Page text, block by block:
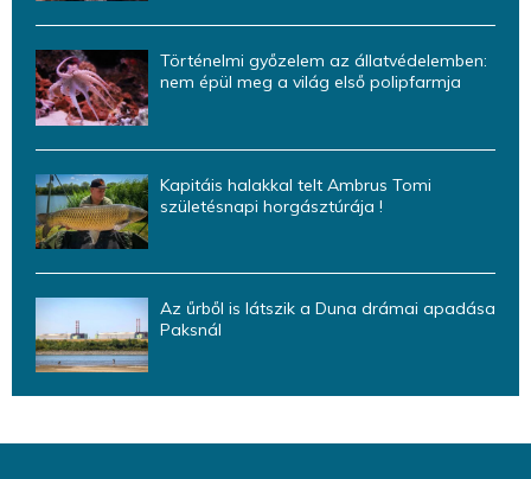
Történelmi győzelem az állatvédelemben:
nem épül meg a világ első polipfarmja
Kapitáis halakkal telt Ambrus Tomi
születésnapi horgásztúrája !
Az űrből is látszik a Duna drámai apadása
Paksnál